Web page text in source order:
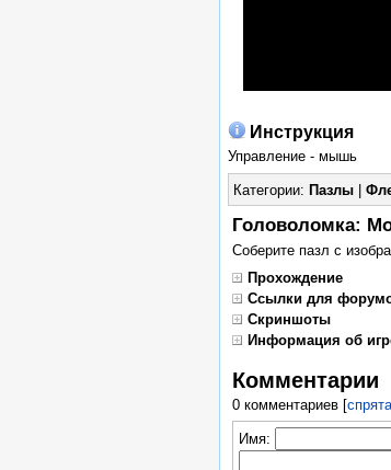
Инструкция
Управление - мышь
Категории: Пазлы|
Головоломка:
Соберите пазл с
Прохождение
Ссылки для
Скриншоты
Информация об
Комментарии
0 комментариев[
Имя: